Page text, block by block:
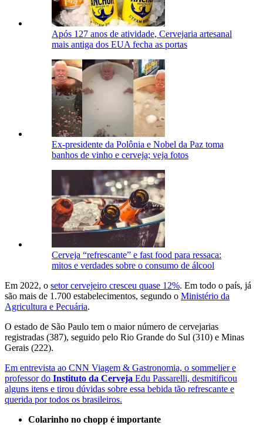
Após 127 anos de atividade, Cervejaria artesanal
mais antiga dos EUA fecha as portas
Ex-presidente da Polônia e Nobel da Paz toma
banhos de vinho e cerveja; veja fotos
Cerveja “refrescante” e fast food para ressaca:
mitos e verdades sobre o consumo de álcool
Em 2022, o setor cervejeiro cresceu quase 12%. Em todo o país, já
são mais de 1.700 estabelecimentos, segundo o Ministério da
Agricultura e Pecuária.
O estado de São Paulo tem o maior número de cervejarias
registradas (387), seguido pelo Rio Grande do Sul (310) e Minas
Gerais (222).
Em entrevista ao CNN Viagem & Gastronomia, o sommelier e
professor do Instituto da Cerveja Edu Passarelli, desmitificou
alguns itens e tirou dúvidas sobre essa bebida tão refrescante e
querida por todos os brasileiros.
Colarinho no chopp é importante